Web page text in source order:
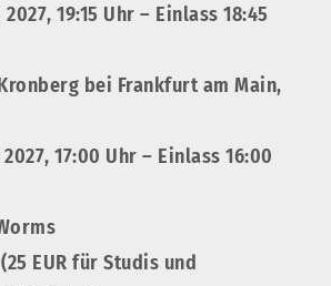
19:15 Uhr – Einlass 18:45
bei Frankfurt am Main,
17:00 Uhr – Einlass 16:00
EUR für Studis und